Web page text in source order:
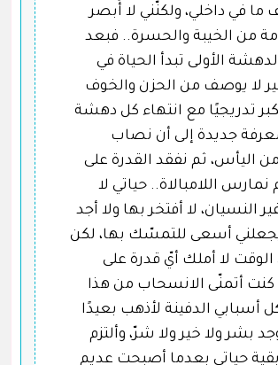
في داخلي، ولكنّني لا أُبصر
من الخيبة والحسرة.. فبعد
الأولى تبدأ الحياة في
لا يوصف من الحزن والخوف
تدريجيًا مع انتهاء كل دهشة
جديدة إلى أن نصاب
اليأس، ثم نفقد القدرة على
نمارس اللامبالاة.. حياتي لا
النسيان، لا أفتخر بها ولا أجد
أسعى للتمسّك بها، لكن
لا أملك أيّ قدرة على
كنت أتمنّى الانسحاب من هذا
أسبابي الدفينة لأذهب بعيدًا
بشر ولا خير ولا شرّ، وألتزم
حياتي بعدما أصبحت عديم